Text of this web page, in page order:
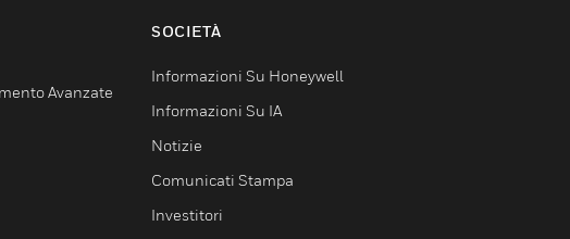
Avanzate
SOCIETÀ
Informazioni Su Honeywell
Informazioni Su IA
Notizie
Comunicati Stampa
Investitori